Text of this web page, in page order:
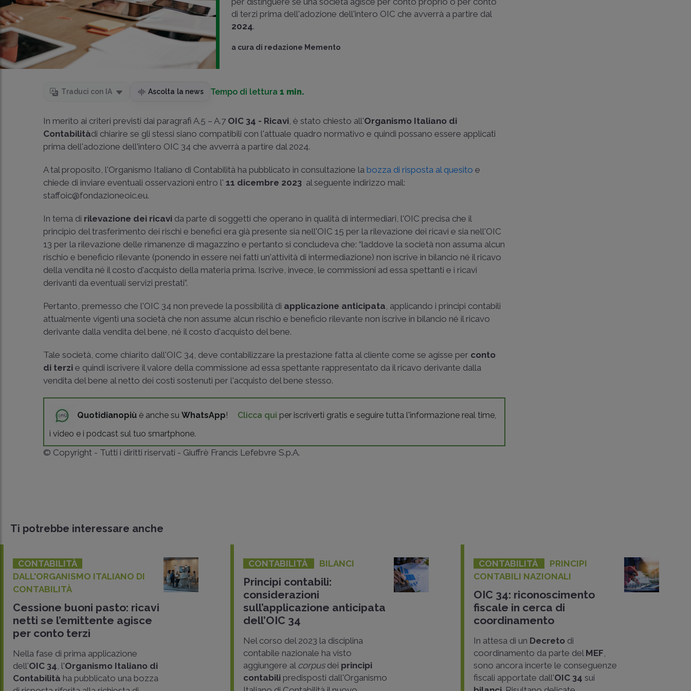
di terzi prima dell'adozione dell'intero OIC che avverrà a partire dal
2024.
a cura di redazione Memento
CONDIVIDI
Traduci con IA Ascolta la news Tempo di lettura1 min.
In merito ai criteri previsti dai paragrafi A.5 – A.7 OIC 34 - Ricavi, è stato chiesto all'Organismo Italiano di
Contabilitàdi chiarire se gli stessi siano compatibili con l'attuale quadro normativo e quindi possano essere applicati
prima dell'adozione dell'intero OIC 34 che avverrà a partire dal 2024.
A tal proposito, l'Organismo Italiano di Contabilità ha pubblicato in consultazione la bozza di risposta al quesito e
chiede di inviare eventuali osservazioni entro l'11 dicembre 2023 al seguente indirizzo mail:
staffoic@fondazioneoic.eu.
In tema di rilevazione dei ricavi da parte di soggetti che operano in qualità di intermediari, l'OIC precisa che il
principio del trasferimento dei rischi e benefici era già presente sia nell'OIC 15 per la rilevazione dei ricavi e sia nell'OIC
13 per la rilevazione delle rimanenze di magazzino e pertanto si concludeva che: “laddove la società non assuma alcun
rischio e beneficio rilevante (ponendo in essere nei fatti un'attività di intermediazione) non iscrive in bilancio né il ricavo
della vendita né il costo d'acquisto della materia prima. Iscrive, invece, le commissioni ad essa spettanti e i ricavi
derivanti da eventuali servizi prestati”.
Pertanto, premesso che l'OIC 34 non prevede la possibilità di applicazione anticipata, applicando i principi contabili
attualmente vigenti una società che non assume alcun rischio e beneficio rilevante non iscrive in bilancio né il ricavo
derivante dalla vendita del bene, né il costo d'acquisto del bene.
Tale società, come chiarito dall'OIC 34, deve contabilizzare la prestazione fatta al cliente come se agisse per conto
di terzie quindi iscrivere il valore della commissione ad essa spettante rappresentato da il ricavo derivante dalla
vendita del bene al netto dei costi sostenuti per l'acquisto del bene stesso.
Quotidianopiù è anche suWhatsApp! Clicca qui per iscriverti gratis e seguire tutta l'informazione real time,
i video e i podcast sul tuo smartphone.
© Copyright - Tutti i diritti riservati - Giuffrè Francis Lefebvre S.p.A.
Ti potrebbe interessare anche
CONTABILITÀ
DALL'ORGANISMO ITALIANO DI
CONTABILITÀ
Cessione buoni pasto: ricavi
netti se l’emittente agisce
per conto terzi
Nella fase di prima applicazione
dell'OIC 34, l'Organismo Italiano di
Contabilità ha pubblicato una bozza
CONTABILITÀ BILANCI
Principi contabili:
considerazioni
sull’applicazione anticipata
dell’OIC 34
Nel corso del 2023 la disciplina
contabile nazionale ha visto
aggiungere al corpus dei principi
contabili predisposti dall'Organismo
CONTABILITÀ
PRINCIPI
CONTABILI NAZIONALI
OIC 34: riconoscimento
fiscale in cerca di
coordinamento
In attesa di un Decreto di
coordinamento da parte del MEF,
sono ancora incerte le conseguenze
fiscali apportate dall'OIC 34 sui